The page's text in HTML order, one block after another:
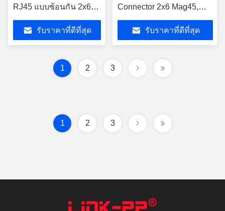
RJ45 แบบซ้อนกัน 2x6
10/100 POE วงจร W /
Leds 1-1840235-4
รับราคาที่ดีที่สุด
Connector 2x6 Mag45,
10/100 POE วงจร W /
Leds 1-1840235-2
รับราคาที่ดีที่สุด
1 2 3
1 2 3